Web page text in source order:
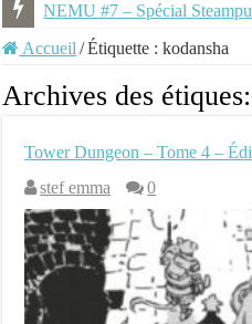
NEMU #7 – Spécial
Groenland, Échos Arctiques
Accueil /Étiquette :kodansha
Archives des
Tower Dungeon – Tome 4 –
stef emma
0